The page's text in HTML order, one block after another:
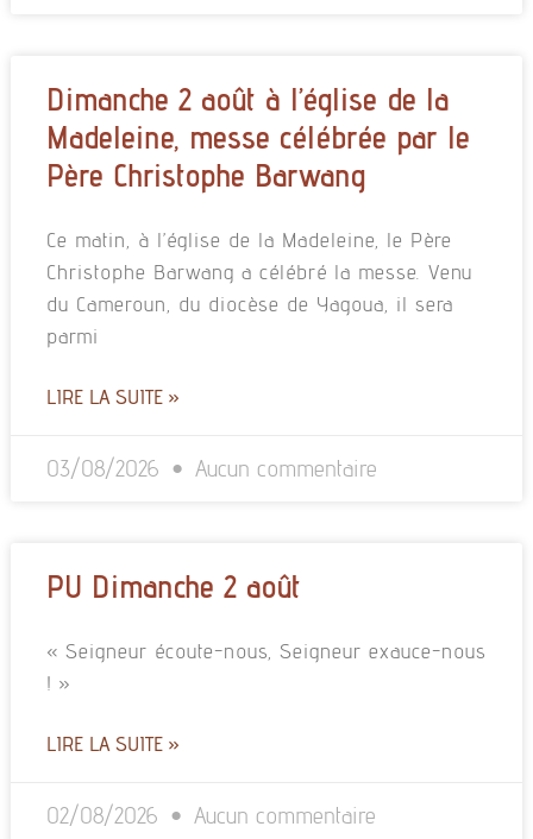
Dimanche 2 août à l’église de la
Madeleine, messe célébrée par le
Père Christophe Barwang
Ce matin, à l’église de la Madeleine, le Père
Christophe Barwang a célébré la messe. Venu
du Cameroun, du diocèse de Yagoua, il sera
parmi
LIRE LA SUITE »
03/08/2026 Aucun commentaire
PU Dimanche 2 août
« Seigneur écoute-nous, Seigneur exauce-nous
! »
LIRE LA SUITE »
02/08/2026 Aucun commentaire